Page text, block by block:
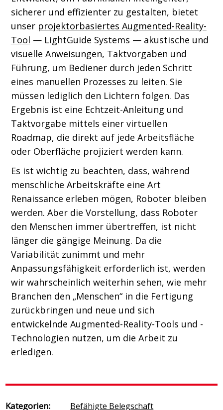
sicherer und effizienter zu gestalten, bietet
unser projektorbasiertes Augmented-Reality-
Tool — LightGuide Systems — akustische und
visuelle Anweisungen, Taktvorgaben und
Führung, um Bediener durch jeden Schritt
eines manuellen Prozesses zu leiten. Sie
müssen lediglich den Lichtern folgen. Das
Ergebnis ist eine Echtzeit-Anleitung und
Taktvorgabe mittels einer virtuellen
Roadmap, die direkt auf jede Arbeitsfläche
oder Oberfläche projiziert werden kann.
Es ist wichtig zu beachten, dass, während
menschliche Arbeitskräfte eine Art
Renaissance erleben mögen, Roboter bleiben
werden. Aber die Vorstellung, dass Roboter
den Menschen immer übertreffen, ist nicht
länger die gängige Meinung. Da die
Variabilität zunimmt und mehr
Anpassungsfähigkeit erforderlich ist, werden
wir wahrscheinlich weiterhin sehen, wie mehr
Branchen den „Menschen“ in die Fertigung
zurückbringen und neue und sich
entwickelnde Augmented-Reality-Tools und -
Technologien nutzen, um die Arbeit zu
erledigen.
Kategorien: Befähigte Belegschaft